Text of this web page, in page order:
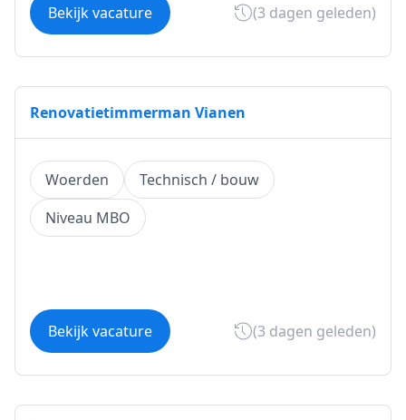
Bekijk vacature (3 dagen geleden)
Renovatietimmerman Vianen
Woerden
Technisch / bouw
Niveau MBO
Bekijk vacature (3 dagen geleden)